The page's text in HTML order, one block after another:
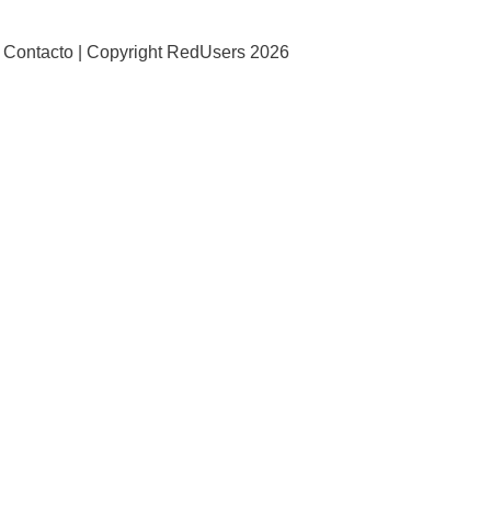
Contacto | Copyright RedUsers 2026